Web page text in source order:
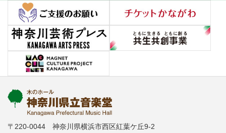
〒220-0044 神奈川県横浜市西区紅葉ケ丘9-2